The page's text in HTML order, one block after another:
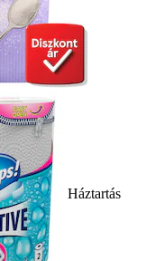
Háztartás